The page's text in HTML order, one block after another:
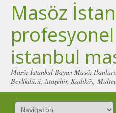
Masöz
istanbul
Masöz İstanbul Bayan Masöz
Beylikdüzü, Ataşehir, Kadıköy,